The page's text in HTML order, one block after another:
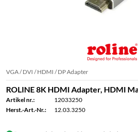
VGA / DVI / HDMI / DP Adapter
ROLINE 8K HDMI Adapter, HDMI
Artikel nr.:
12033250
Herst.-Art.-Nr.:
12.03.3250